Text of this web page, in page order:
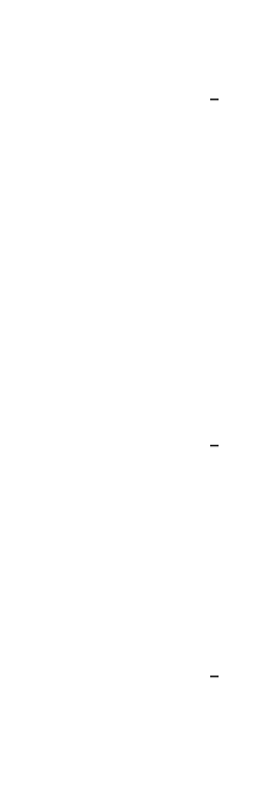
主題展區都有精美的佈置回應
值。2010年，Van Cleef &
de Genève）中獲獎的
場機械浪漫，讓時間不再是抽
並未完結，2025年推出的